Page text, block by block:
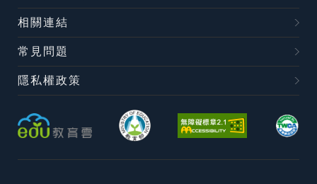
相關連結
常見問題
隱私權政策